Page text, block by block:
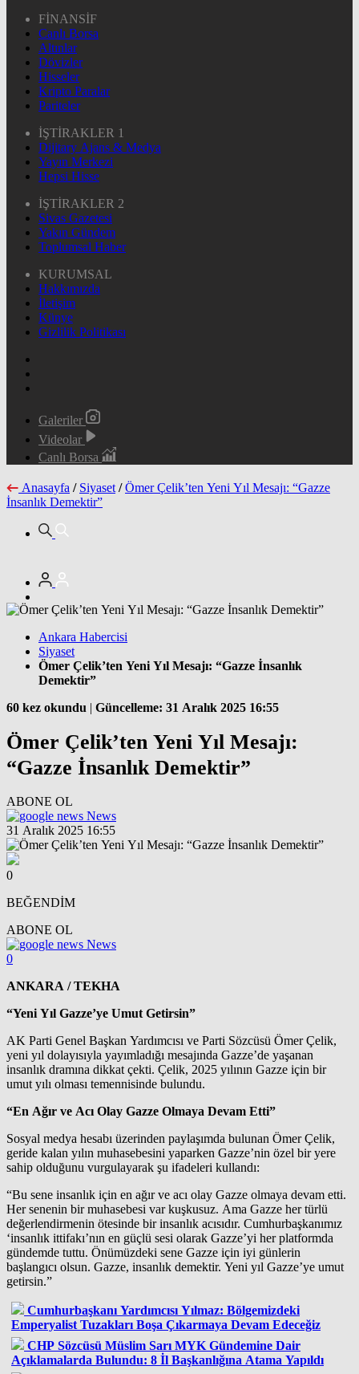
FİNANSİF
Canlı Borsa
Altınlar
Dövizler
Hisseler
Kripto Paralar
Pariteler
İŞTİRAKLER 1
Dijitary Ajans & Medya
Yayın Merkezi
Hepsi Hisse
İŞTİRAKLER 2
Sivas Gazetesi
Yakın Gündem
Toplumsal Haber
KURUMSAL
Hakkımızda
İletişim
Künye
Gizlilik Politikası
Galeriler
Videolar
Canlı Borsa
Anasayfa / Siyaset / Ömer Çelik’ten Yeni Yıl Mesajı: “Gazze
İnsanlık Demektir”
Ankara Habercisi
Siyaset
Ömer Çelik’ten Yeni Yıl Mesajı: “Gazze İnsanlık
Demektir”
60 kez okundu | Güncelleme: 31 Aralık 2025 16:55
Ömer Çelik’ten Yeni Yıl Mesajı:
“Gazze İnsanlık Demektir”
ABONE OL
News
31 Aralık 2025 16:55
0
BEĞENDİM
ABONE OL
News
0
ANKARA / TEKHA
“Yeni Yıl Gazze’ye Umut Getirsin”
AK Parti Genel Başkan Yardımcısı ve Parti Sözcüsü Ömer Çelik,
yeni yıl dolayısıyla yayımladığı mesajında Gazze’de yaşanan
insanlık dramına dikkat çekti. Çelik, 2025 yılının Gazze için bir
umut yılı olması temennisinde bulundu.
“En Ağır ve Acı Olay Gazze Olmaya Devam Etti”
Sosyal medya hesabı üzerinden paylaşımda bulunan Ömer Çelik,
geride kalan yılın muhasebesini yaparken Gazze’nin özel bir yere
sahip olduğunu vurgulayarak şu ifadeleri kullandı:
“Bu sene insanlık için en ağır ve acı olay Gazze olmaya devam etti.
Her senenin bir muhasebesi var kuşkusuz. Ama Gazze her türlü
değerlendirmenin ötesinde bir insanlık acısıdır. Cumhurbaşkanımız
‘insanlık ittifakı’nın en güçlü sesi olarak Gazze’yi her platformda
gündemde tuttu. Önümüzdeki sene Gazze için iyi günlerin
başlangıcı olsun. Gazze, insanlık demektir. Yeni yıl Gazze’ye umut
getirsin.”
Cumhurbaşkanı Yardımcısı Yılmaz: Bölgemizdeki
Emperyalist Tuzakları Boşa Çıkarmaya Devam Edeceğiz
CHP Sözcüsü Müslim Sarı MYK Gündemine Dair
Açıklamalarda Bulundu: 8 İl Başkanlığına Atama Yapıldı